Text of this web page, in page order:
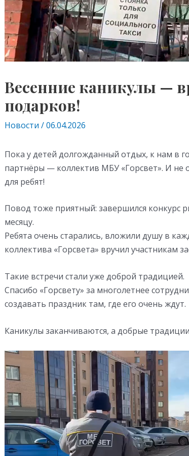
Весенние каникулы —
подарков!
Новости /06.04.2026
Пока у детей долгожданный отдых, к нам в
партнёры — коллектив МБУ «Горсвет». И не
для ребят!
Повод тоже приятный: завершился конкурс
месяцу.
Ребята очень старались, вложили душу в
коллектива «Горсвета» вручил участникам
Такие встречи стали уже доброй традицией.
Спасибо «Горсвету» за многолетнее
создавать праздник там, где его очень ждут.
Каникулы заканчиваются, а добрые